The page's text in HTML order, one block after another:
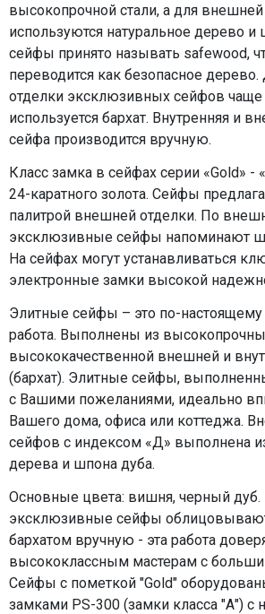
высокопрочной стали, а для
используются натуральное дерево и
сейфы принято называть safewood,
переводится как безопасное
отделки эксклюзивных сейфов чаще
используется бархат. Внутренняя и
сейфа производится вручную.
Класс замка в сейфах серии «Gold» -
24-каратного золота. Сейфы
палитрой внешней отделки. По
эксклюзивные сейфы напоминают
На сейфах могут устанавливаться
электронные замки высокой
Элитные сейфы – это по-настоящему
работа. Выполнены из
высококачественной внешней и
(бархат). Элитные сейфы,
с Вашими пожеланиями, идеально
Вашего дома, офиса или коттеджа.
сейфов с индексом «Д» выполнена
дерева и шпона дуба.
Основные цвета: вишня, черный дуб.
эксклюзивные сейфы
бархатом вручную - эта работа
высококлассным мастерам с
Сейфы с пометкой "Gold"
замками PS-300 (замки класса "А") с